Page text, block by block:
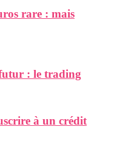
rare : mais
: le trading
à un crédit